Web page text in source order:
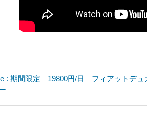
: 期間限定 19800円/日 フィアットデ